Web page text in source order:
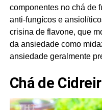
componentes no chá de
anti-fungícos e
crisina de flavone, que
da ansiedade como
ansiedade geralmente
Chá de